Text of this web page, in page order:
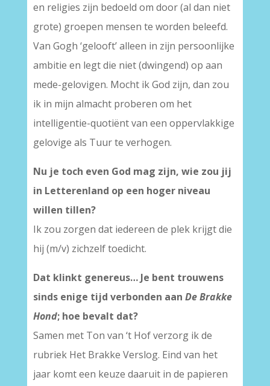
en religies zijn bedoeld om door (al dan niet
grote) groepen mensen te worden beleefd.
Van Gogh ‘gelooft’ alleen in zijn persoonlijke
ambitie en legt die niet (dwingend) op aan
mede-gelovigen. Mocht ik God zijn, dan zou
ik in mijn almacht proberen om het
intelligentie-quotiënt van een oppervlakkige
gelovige als Tuur te verhogen.
Nu je toch even God mag zijn, wie zou jij
in Letterenland op een hoger niveau
willen tillen?
Ik zou zorgen dat iedereen de plek krijgt die
hij (m/v) zichzelf toedicht.
Dat klinkt genereus… Je bent trouwens
sinds enige tijd verbonden aan De Brakke
Hond; hoe bevalt dat?
Samen met Ton van ‘t Hof verzorg ik de
rubriek Het Brakke Verslog. Eind van het
jaar komt een keuze daaruit in de papieren